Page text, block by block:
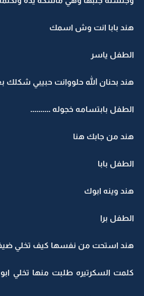
هند بابا انت وش اسمك
الطفل ياسر
هند بحنان الله حلووانت حبيبي شكلك
الطفل بابتسامه خجوله ..........
هند من جابك هنا
الطفل بابا
هند وينه ابوك
الطفل برا
هند استحت من نفسها كيف تخلي